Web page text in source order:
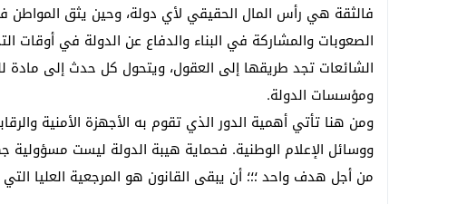
فالثقة هي رأس المال الحقيقي لأي دولة، وحين يثق
الصعوبات والمشاركة في البناء والدفاع عن الدولة في أوقات
الشائعات تجد طريقها إلى العقول، ويتحول كل حدث إلى مادة
ومؤسسات الدولة.
ومن هنا تأتي أهمية الدور الذي تقوم به الأجهزة الأمنية
ووسائل الإعلام الوطنية. فحماية هيبة الدولة ليست
من أجل هدف واحد ؛؛؛ أن يبقى القانون هو المرجعية العليا